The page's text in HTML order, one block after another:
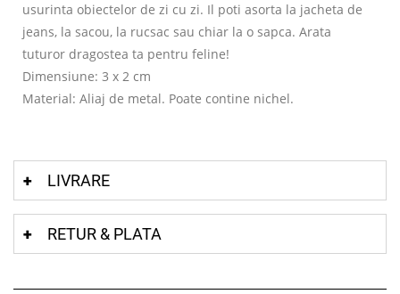
usurinta obiectelor de zi cu zi. Il poti asorta la jacheta de
jeans, la sacou, la rucsac sau chiar la o sapca. Arata
tuturor dragostea ta pentru feline!
Dimensiune: 3 x 2 cm
Material: Aliaj de metal. Poate contine nichel.
LIVRARE
RETUR & PLATA